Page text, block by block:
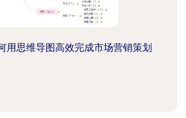
用思维导图高效完成市场营销策划